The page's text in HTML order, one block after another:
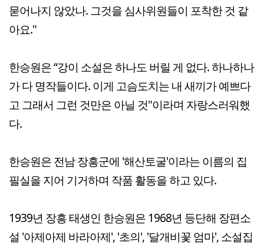
묻어나지 않았나. 그것을 심사위원들이 포착한 것 같
아요."
한승원은 “강이 소설은 하나도 버릴 게 없다. 하나하나
가 다 명작들이다. 이게 고슴도치는 내 새끼가 예쁘다
고 그래서 그런 것만은 아닐 것"이라며 자랑스러워했
다.
한승원은 전남 장흥군에 '해산토굴'이라는 이름의 집
필실을 지어 기거하며 작품 활동을 하고 있다.
1939년 장흥 태생인 한승원은 1968년 등단해 장편소
설 '아제아제 바라아제', '초의', '달개비꽃 엄마', 소설집